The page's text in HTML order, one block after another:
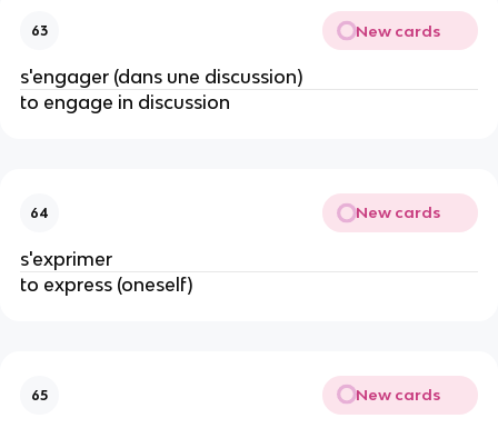
63 New cards
s'engager (dans une discussion)
to engage in discussion
64 New cards
s'exprimer
to express (oneself)
65 New cards